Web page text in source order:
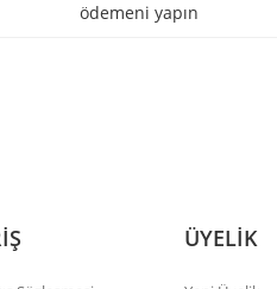
ödemeni yapın
ÜYELİK